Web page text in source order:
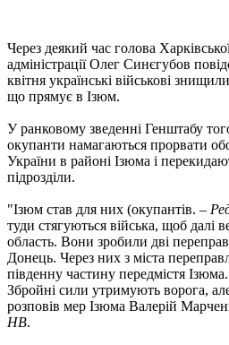
Через деякий час голова
адміністрації Олег Синєгубов
квітня українські військові
що прямує в Ізюм.
У ранковому зведенні Генштабу
окупанти намагаються прорвати
України в районі Ізюма і
підрозділи.
"Ізюм став для них (окупантів. –
туди стягуються війська, щоб далі
область. Вони зробили дві
Донець. Через них з міста
південну частину передмістя
Збройні сили утримують ворога,
розповів мер Ізюма Валерій
НВ.